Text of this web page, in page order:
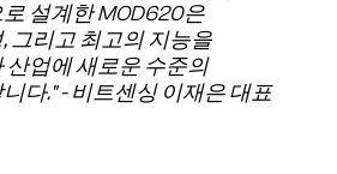
설계한 MOD620은
그리고 최고의 지능을
산업에 새로운 수준의
다." - 비트센싱 이재은 대표